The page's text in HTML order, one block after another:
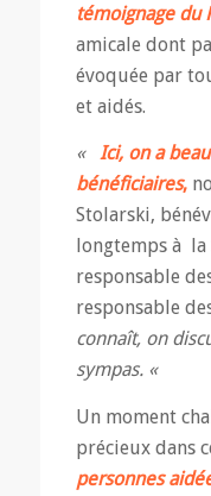
témoignage du
amicale dont
évoquée par
et aidés.
« Ici, on a
bénéficiaires,
Stolarski,
longtemps à la
responsable
responsable
connaît, on
sympas. «
Un moment
précieux dans
personnes